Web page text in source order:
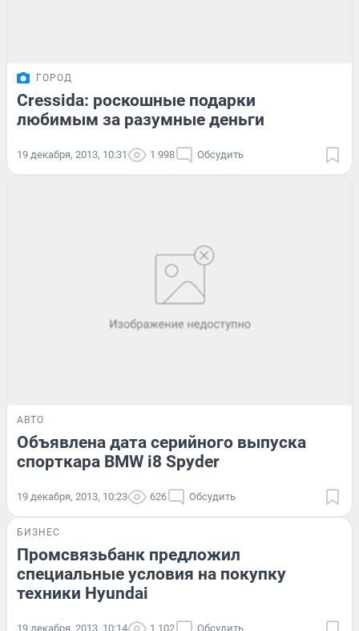
ГОРОД
Cressida: роскошные подарки
любимым за разумные деньги
19 декабря, 2013, 10:31 1 998 Обсудить
АВТО
Объявлена дата серийного выпуска
спорткара BMW i8 Spyder
19 декабря, 2013, 10:23 626 Обсудить
БИЗНЕС
Промсвязьбанк предложил
специальные условия на покупку
техники Hyundai
19 декабря, 2013, 10:14 1 102 Обсудить